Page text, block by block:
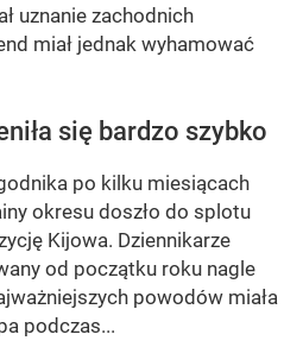
uznanie zachodnich
miał jednak wyhamować
się bardzo szybko
po kilku miesiącach
okresu doszło do splotu
Kijowa. Dziennikarze
od początku roku nagle
powodów miała
podczas...